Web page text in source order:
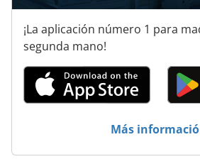
Sistema De Limpieza De Inmersión
Sistema De Secado
Sistema De Soldadura
Sistema De Transporte
¡La aplicación número 1 para
segunda mano!
Más